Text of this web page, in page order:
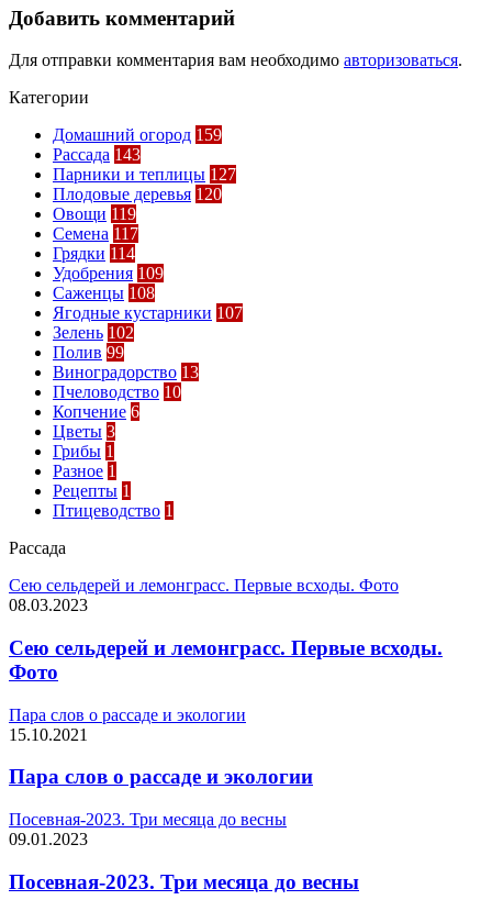
Добавить комментарий
Для отправки комментария вам необходимо авторизоваться.
Категории
Домашний огород 159
Рассада 143
Парники и теплицы 127
Плодовые деревья 120
Овощи 119
Семена 117
Грядки 114
Удобрения 109
Саженцы 108
Ягодные кустарники 107
Зелень 102
Полив 99
Виноградорство 13
Пчеловодство 10
Копчение 6
Цветы 3
Грибы 1
Разное 1
Рецепты 1
Птицеводство 1
Рассада
Сею сельдерей и лемонграсс. Первые всходы. Фото
08.03.2023
Сею сельдерей и лемонграсс. Первые всходы.
Фото
Пара слов о рассаде и экологии
15.10.2021
Пара слов о рассаде и экологии
Посевная-2023. Три месяца до весны
09.01.2023
Посевная-2023. Три месяца до весны